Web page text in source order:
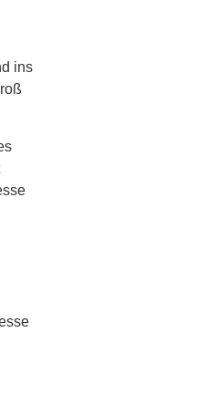
ins